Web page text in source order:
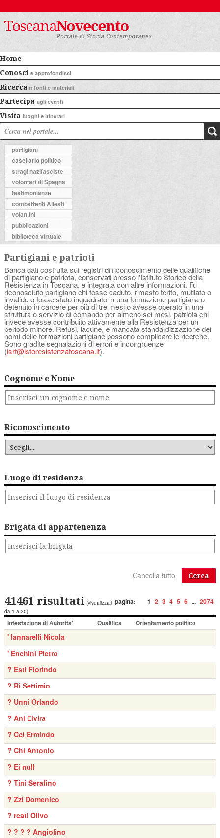
Home
Conosci e approfondisci
Ricercain fonti e materiali
Partecipa agli eventi
Visita luoghi e itinerari
partigiani
casellario politico
stragi nazifasciste
volontari di Spagna
testimonianze
combattenti Alleati
volantini
pubblicazioni
biblioteca virtuale
Partigiani e patrioti
Banca dati costruita sui registri di riconoscimento delle qualifiche
di partigiano e patriota, conservati presso l'Istituto Storico della
Resistenza in Toscana, e integrata con altre informazioni. Fu
riconosciuto partigiano chi fosse caduto, rimasto ferito, mutilato o
invalido o fosse stato inquadrato in una formazione partigiana o
detenuto in carcere per più di tre mesi o avesse operato in una
struttura o servizio di comando per almeno sei mesi, patriota chi
invece avesse contribuito attivamente alla Resistenza per un
periodo minore. Refusi, lacune, e mancata standardizzazione dei
nomi delle formazioni partigiane possono complicare le ricerche.
Sono gradite segnalazioni di errori e incongruenze
(isrt@istoresistenzatoscana.it).
Cognome e Nome
Riconoscimento
Luogo di residenza
Brigata di appartenenza
Cerca
pagina: 1 2 3 4 5 6 ... 2074
41461 risultati (visualizzati
da 1 a 20)
Intestazione di Autorita' Qualifica Orientamento politico
' Iannarelli Nicola
' Enchini Pietro
? Esti Florindo
? Ri Settimio
? Unni Orlando
? Ani Elvira
? Cci Ermindo
? Chi Antonio
? Ei null
? Tini Serafino
? Zzi Domenico
? rcati Olivo
? ? ? ? Angiolino